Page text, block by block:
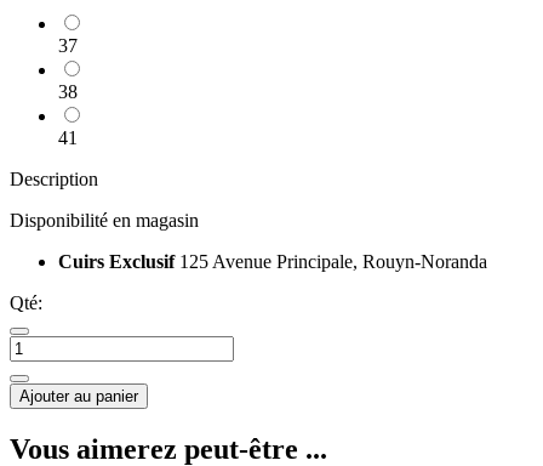
37
38
41
Description
Disponibilité en magasin
Cuirs Exclusif 125 Avenue Principale, Rouyn-Noranda
Qté:
Ajouter au panier
Vous aimerez peut-être ...